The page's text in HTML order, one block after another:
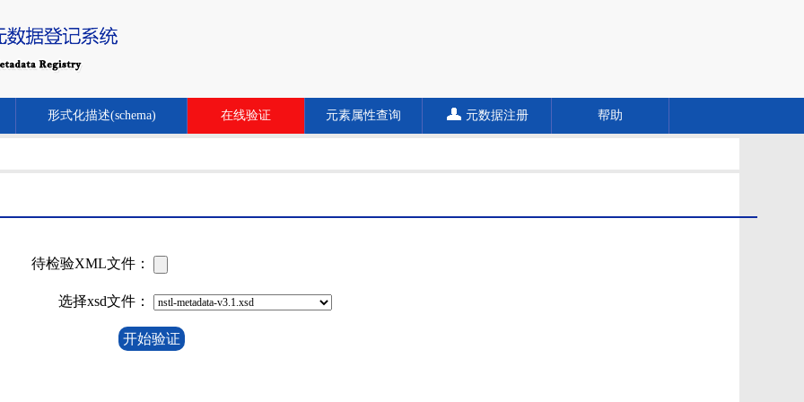
形式化描述(schema) 在线验证 元素属性查询 元数据注册 帮助
待检验XML文件：
选择xsd文件：
开始验证